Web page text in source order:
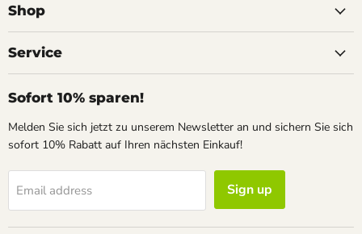
Facebook
Shop
Service
Sofort 10% sparen!
Melden Sie sich jetzt zu unserem Newsletter an und sichern Sie sich
sofort 10% Rabatt auf Ihren nächsten Einkauf!
Email address Sign up